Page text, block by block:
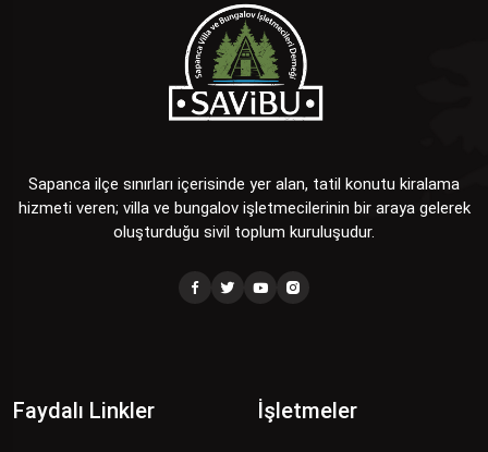
Sapanca ilçe sınırları içerisinde yer alan, tatil konutu kiralama
hizmeti veren; villa ve bungalov işletmecilerinin bir araya gelerek
oluşturduğu sivil toplum kuruluşudur.
Faydalı Linkler İşletmeler